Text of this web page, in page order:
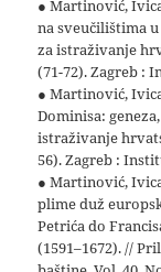
● Martinović,
na sveučilištima
za istraživanje
(71-72). Zagreb :
● Martinović,
Dominisa:
istraživanje
56). Zagreb :
● Martinović,
plime duž
Petrića do
(1591–1672). //